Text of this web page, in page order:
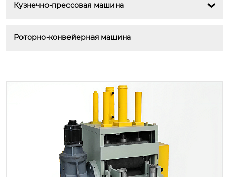
Кузнечно-прессовая машина 
Роторно-конвейерная машина